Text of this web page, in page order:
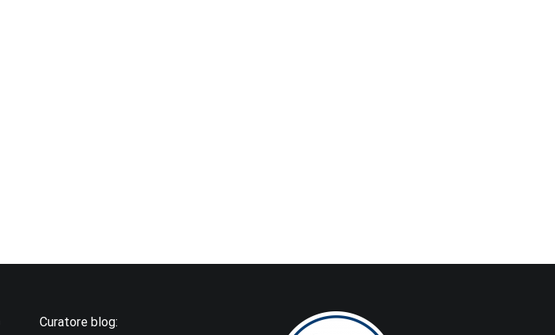
Curatore blog: